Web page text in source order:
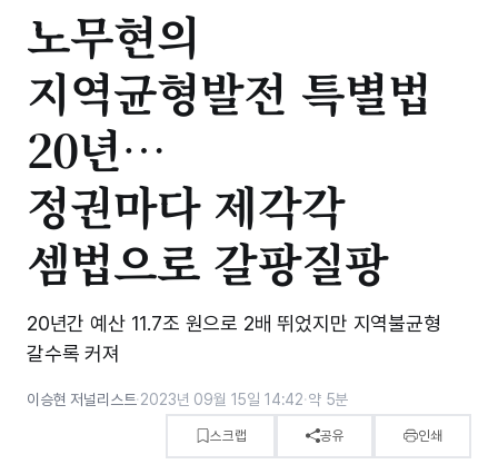
노무현의
지역균형발전 특별법
20년…
정권마다 제각각
셈법으로 갈팡질팡
20년간 예산 11.7조 원으로 2배 뛰었지만 지역불균형
갈수록 커져
이승현 저널리스트·2023년 09월 15일 14:42·약 5분
스크랩 공유 인쇄